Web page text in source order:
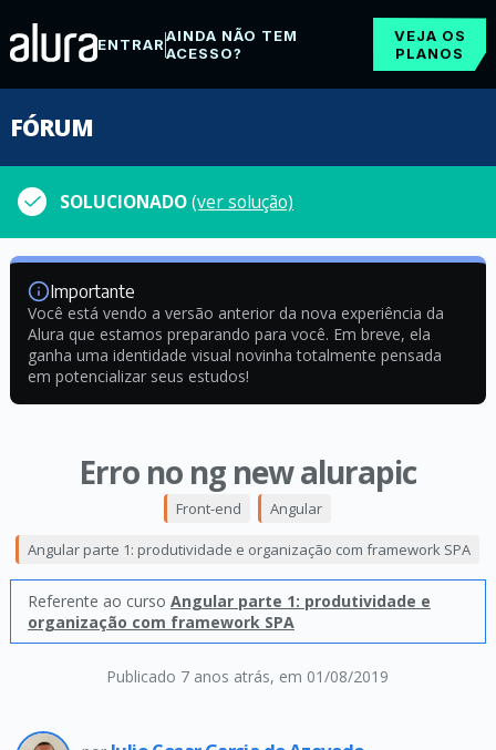
ENTRARAINDA NÃO TEM
ACESSO?
VEJA OS
PLANOS
FÓRUM
SOLUCIONADO(ver solução)
Importante
Você está vendo a versão anterior da nova experiência da
Alura que estamos preparando para você. Em breve, ela
ganha uma identidade visual novinha totalmente pensada
em potencializar seus estudos!
Erro no ng new alurapic
Publicado 7 anos atrás, em 01/08/2019
Front-end Angular
Angular parte 1: produtividade e organização com framework SPA
Referente ao curso Angular parte 1: produtividade e
organização com framework SPA